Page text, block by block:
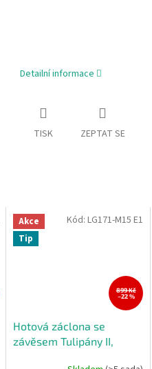
Detailní informace
TISK ZEPTAT SE
Akce
Tip
899 Kč
–22 %
Hotová záclona se
závěsem Tulipány II,
Kód:LG171-M15 E1